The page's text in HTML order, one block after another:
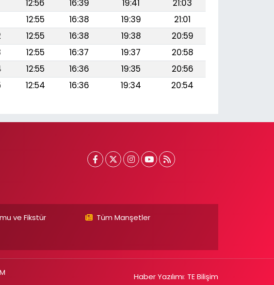
12:56 16:39 19:41
21:03
12:55 16:38 19:39
21:01
12:55 16:38 19:38
20:59
12:55 16:37 19:37
20:58
12:55 16:36 19:35
20:56
12:54 16:36 19:34 20:54
ve Fikstür
Tüm Manşetler
Haber Yazılımı: TE Bilişim